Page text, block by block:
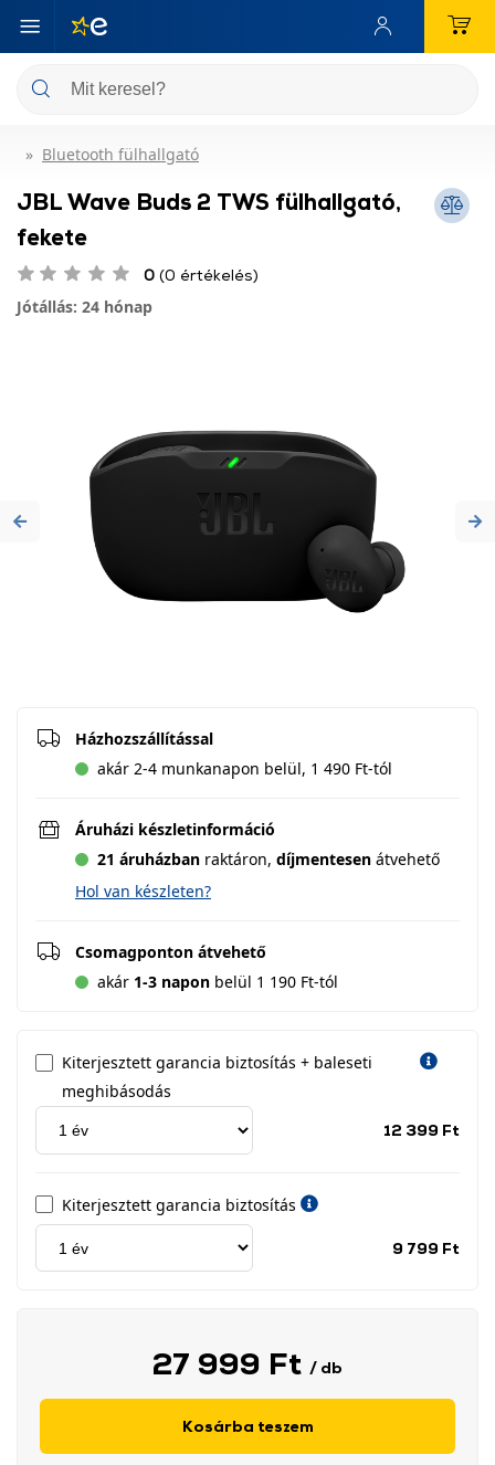
Bluetooth fülhallgató
JBL Wave Buds 2 TWS fülhallgató,
fekete
0 (0 értékelés)
Jótállás: 24 hónap
Previous
Házhozszállítással
akár 2-4 munkanapon belül, 1 490 Ft-tól
Áruházi készletinformáció
21 áruházban raktáron, díjmentesen átvehető
Hol van készleten?
Csomagponton átvehető
akár 1-3 napon belül 1 190 Ft-tól
Kiterjesztett garancia biztosítás + baleseti
meghibásodás
12 399 Ft
Kiterjesztett garancia biztosítás
9 799 Ft
27 999 Ft / db
Kosárba teszem